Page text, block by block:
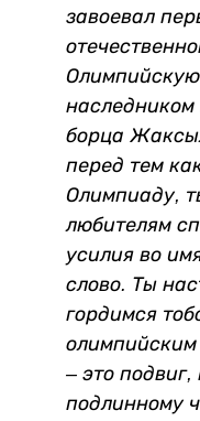
завоевал
наследником
борца
перед тем
Олимпиаду,
любителям
усилия во
слово. Ты
гордимся
– это
подлинному